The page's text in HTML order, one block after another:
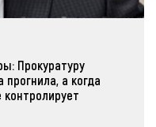
Прокуратуру
а когда